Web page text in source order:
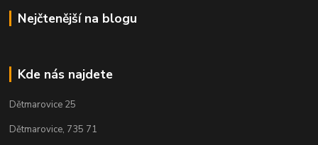
Nejčtenější na blogu
Kde nás najdete
Dětmarovice 25
Dětmarovice, 735 71